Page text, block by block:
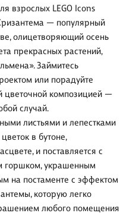
взрослых LEGO Icons
— популярный
олицетворяющий осень
прекрасных растений,
Займитесь
или порадуйте
цветочной композицией —
случай.
листьями и лепестками
в бутоне,
и поставляется с
горшком, украшенным
на постаменте с эффектом
которую легко
любого помещения